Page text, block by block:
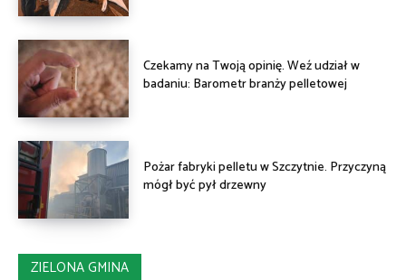
Czekamy na Twoją opinię. Weź udział w
badaniu: Barometr branży pelletowej
Pożar fabryki pelletu w Szczytnie. Przyczyną
mógł być pył drzewny
ZIELONA GMINA